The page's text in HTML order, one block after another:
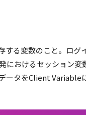
する変数のこと。ロ
におけるセッション
ータをClient Variable